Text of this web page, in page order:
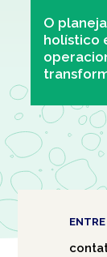
O
holístico
Global
2020